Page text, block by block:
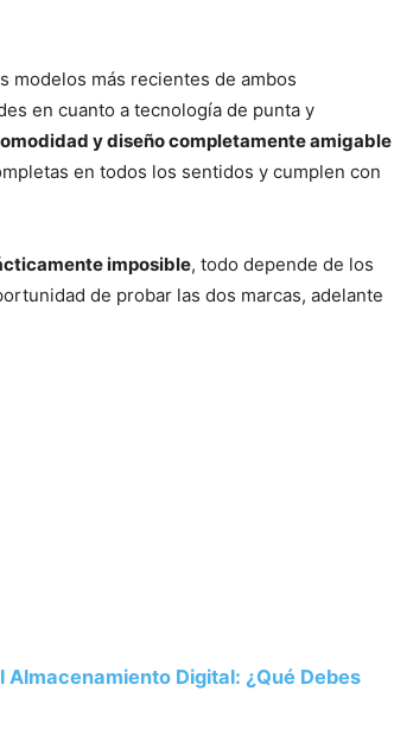
modelos más recientes de ambos
en cuanto a tecnología de punta y
y diseño completamente amigable
en todos los sentidos y cumplen con
imposible, todo depende de los
de probar las dos marcas, adelante
Almacenamiento Digital: ¿Qué Debes